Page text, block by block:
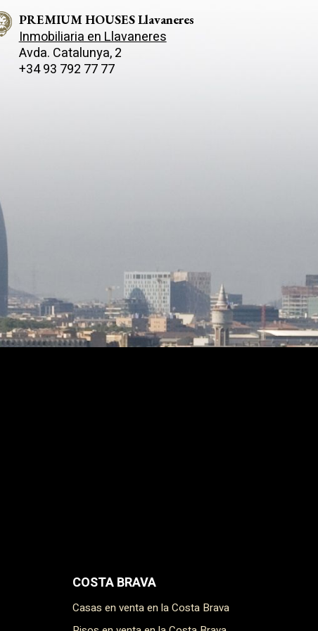
PREMIUM HOUSES Llavaneres
Inmobiliaria en Llavaneres
Avda. Catalunya, 2
+34 93 792 77 77
COSTA BRAVA
Casas en venta en la Costa Brava